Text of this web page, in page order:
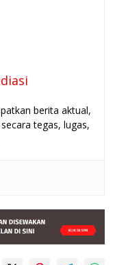
berita aktual,
tegas, lugas,